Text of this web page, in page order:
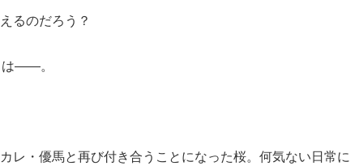
るのだろう？
――。
レ・優馬と再び付き合うことになった桜。何気ない日常に